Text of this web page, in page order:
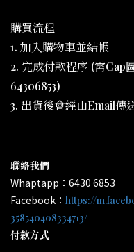
購買流程
1. 加入購物車並結帳
2. 完成付款程序 (需Cap
64306853)
3. 出貨後會經由Email傳
聯絡我們
Whaptapp：6430 6853
Facebook： https://
358540408334713/
付款方式